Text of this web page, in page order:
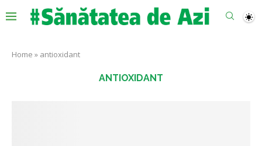
Home » antioxidant
ANTIOXIDANT